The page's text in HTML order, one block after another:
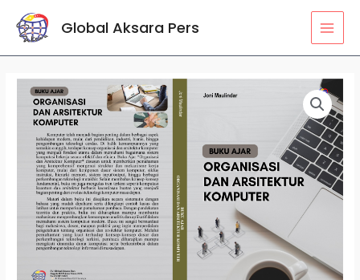
Lewati
Global Aksara Pers
Kuantitas
Buku
Ajar
Organisasi
dan
Arsitektur
Komputer